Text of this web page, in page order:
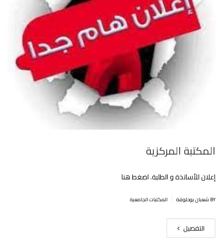
المكتبة المركزية
إعلان للأساتذة و الطلبة. اضغط هنا
BY شعبان بوحلوفة المكتبات الجامعية
التفصيل